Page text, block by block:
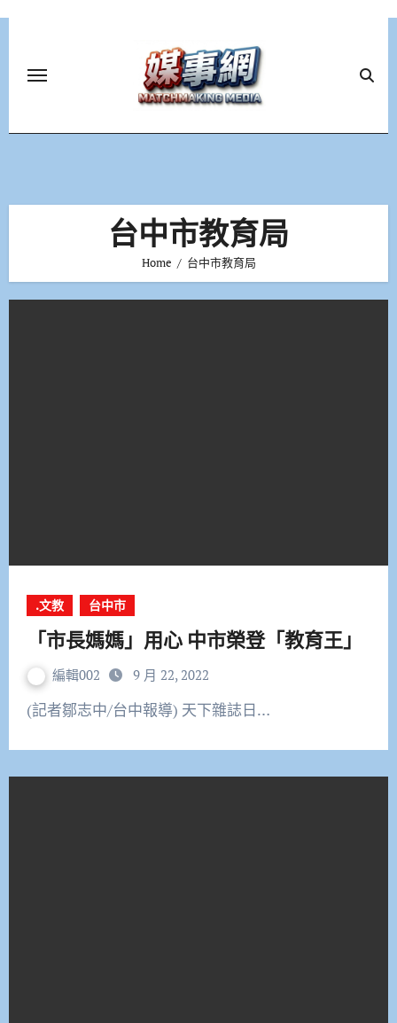
台中市教育局
Home 台中市教育局
.文教 台中市
「市長媽媽」用心 中市榮登「教育王」
編輯002 9 月 22, 2022
(記者鄒志中/台中報導) 天下雜誌日…